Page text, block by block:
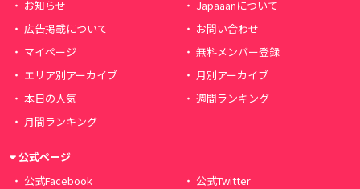
お知らせ
Japaaanについて
広告掲載について
お問い合わせ
マイページ
無料メンバー登録
エリア別アーカイブ
月別アーカイブ
本日の人気
週間ランキング
月間ランキング
公式ページ
公式Facebook
公式Twitter